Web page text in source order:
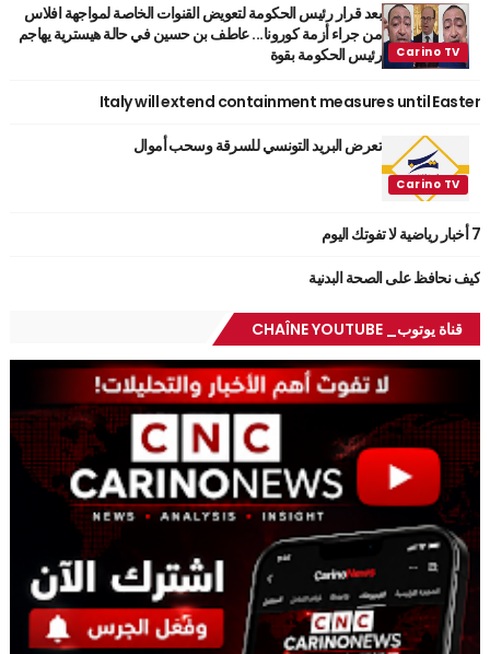
بعد قرار رئيس الحكومة لتعويض القنوات الخاصة لمواجهة افلاس
من جراء أزمة كورونا... عاطف بن حسين في حالة هيسترية يهاجم
رئيس الحكومة بقوة
Italy will extend containment measures until Easter
تعرض البريد التونسي للسرقة وسحب أموال
7 أخبار رياضية لا تفوتك اليوم
كيف نحافظ على الصحة البدنية
قناة يوتوب_ CHAÎNE YOUTUBE